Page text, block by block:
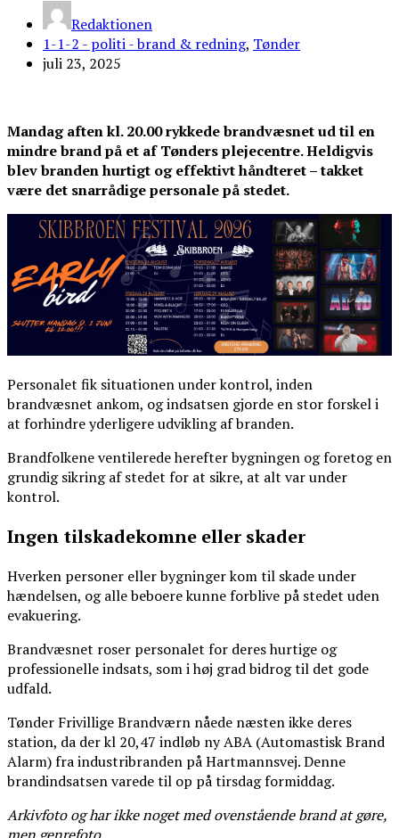
Redaktionen
1-1-2 - politi - brand & redning, Tønder
juli 23, 2025
Mandag aften kl. 20.00 rykkede brandvæsnet ud til en
mindre brand på et af Tønders plejecentre. Heldigvis
blev branden hurtigt og effektivt håndteret – takket
være det snarrådige personale på stedet.
Personalet fik situationen under kontrol, inden
brandvæsnet ankom, og indsatsen gjorde en stor forskel i
at forhindre yderligere udvikling af branden.
Brandfolkene ventilerede herefter bygningen og foretog en
grundig sikring af stedet for at sikre, at alt var under
kontrol.
Ingen tilskadekomne eller skader
Hverken personer eller bygninger kom til skade under
hændelsen, og alle beboere kunne forblive på stedet uden
evakuering.
Brandvæsnet roser personalet for deres hurtige og
professionelle indsats, som i høj grad bidrog til det gode
udfald.
Tønder Frivillige Brandværn nåede næsten ikke deres
station, da der kl 20,47 indløb ny ABA (Automastisk Brand
Alarm) fra industribranden på Hartmannsvej. Denne
brandindsatsen varede til op på tirsdag formiddag.
Arkivfoto og har ikke noget med ovenstående brand at gøre,